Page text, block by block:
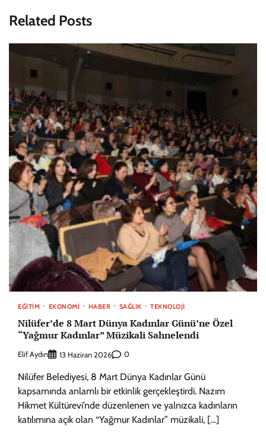
Related Posts
EĞITIM EKONOMI HABER SAĞLIK TEKNOLOJI
Nilüfer’de 8 Mart Dünya Kadınlar Günü’ne Özel
“Yağmur Kadınlar” Müzikali Sahnelendi
Elif Aydın 13 Haziran 2026 0
Nilüfer Belediyesi, 8 Mart Dünya Kadınlar Günü
kapsamında anlamlı bir etkinlik gerçekleştirdi. Nazım
Hikmet Kültürevi’nde düzenlenen ve yalnızca kadınların
katılımına açık olan “Yağmur Kadınlar” müzikali, […]